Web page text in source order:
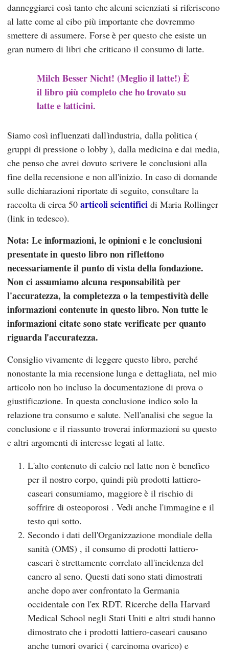
danneggiarci così tanto che alcuni scienziati si riferiscono
al latte come al cibo più importante che dovremmo
smettere di assumere. Forse è per questo che esiste un
gran numero di libri che criticano il consumo di latte.
Milch Besser Nicht! (Meglio il latte!) È
il libro più completo che ho trovato su
latte e latticini.
Siamo così influenzati dall'industria, dalla politica (
gruppi di pressione o lobby ), dalla medicina e dai media,
che penso che avrei dovuto scrivere le conclusioni alla
fine della recensione e non all'inizio. In caso di domande
sulle dichiarazioni riportate di seguito, consultare la
raccolta di circa 50 articoli scientifici di Maria Rollinger
(link in tedesco).
Nota: Le informazioni, le opinioni e le conclusioni
presentate in questo libro non riflettono
necessariamente il punto di vista della fondazione.
Non ci assumiamo alcuna responsabilità per
l'accuratezza, la completezza o la tempestività delle
informazioni contenute in questo libro. Non tutte le
informazioni citate sono state verificate per quanto
riguarda l'accuratezza.
Consiglio vivamente di leggere questo libro, perché
nonostante la mia recensione lunga e dettagliata, nel mio
articolo non ho incluso la documentazione di prova o
giustificazione. In questa conclusione indico solo la
relazione tra consumo e salute. Nell'analisi che segue la
conclusione e il riassunto troverai informazioni su questo
e altri argomenti di interesse legati al latte.
L'alto contenuto di calcio nel latte non è benefico
per il nostro corpo, quindi più prodotti lattiero-
caseari consumiamo, maggiore è il rischio di
soffrire di osteoporosi . Vedi anche l'immagine e il
testo qui sotto.
Secondo i datidell'Organizzazione mondiale della
sanità (OMS) , il consumo di prodotti lattiero-
caseari è strettamente correlato all'incidenza del
cancro al seno. Questi dati sono stati dimostrati
anche dopo aver confrontato la Germania
occidentale con l'ex RDT. Ricerche della Harvard
Medical School negli Stati Uniti e altri studi hanno
dimostrato che i prodotti lattiero-caseari causano
anche tumori ovarici ( carcinoma ovarico) e